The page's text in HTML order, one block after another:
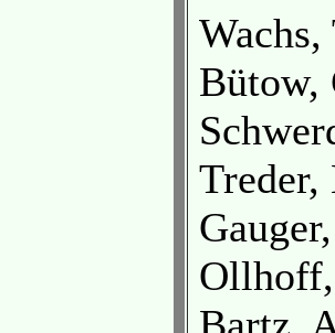
Bütow,
Treder,